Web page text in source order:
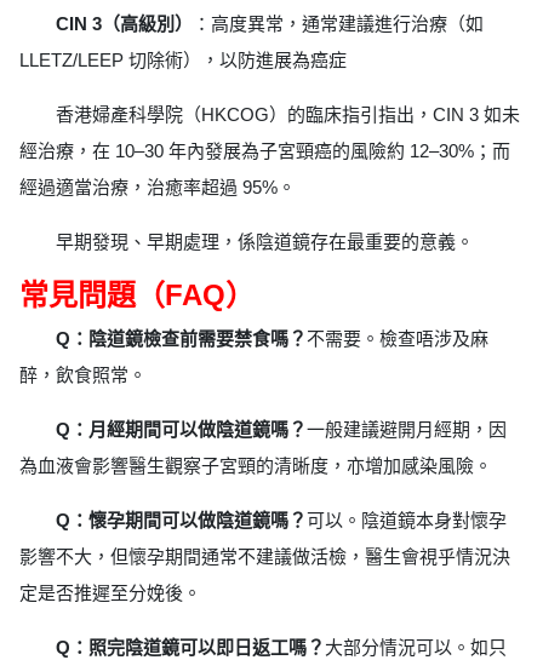
CIN 3（高級別）
：高度異常，通常建議進行治療（如
LLETZ/LEEP 切除術），以防進展為癌症
香港婦產科學院（HKCOG）的臨床指引指出，CIN 3 如未
經治療，在 10–30 年內發展為子宮頸癌的風險約 12–30%；而
經過適當治療，治癒率超過 95%。
早期發現、早期處理，係陰道鏡存在最重要的意義。
常見問題（FAQ）
Q：陰道鏡檢查前需要禁食嗎？不需要。檢查唔涉及麻
醉，飲食照常。
Q：月經期間可以做陰道鏡嗎？一般建議避開月經期，因
為血液會影響醫生觀察子宮頸的清晰度，亦增加感染風險。
Q：懷孕期間可以做陰道鏡嗎？可以。陰道鏡本身對懷孕
影響不大，但懷孕期間通常不建議做活檢，醫生會視乎情況決
定是否推遲至分娩後。
Q：照完陰道鏡可以即日返工嗎？ 大部分情況可以。如只